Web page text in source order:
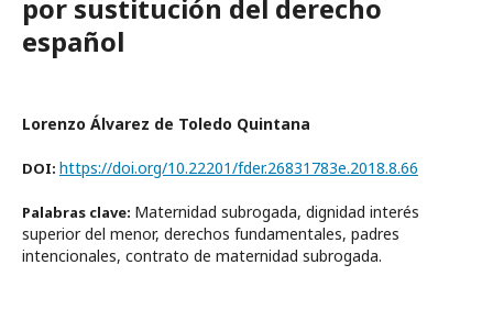
por sustitución del derecho
español
Lorenzo Álvarez de Toledo Quintana
DOI: https://doi.org/10.22201/fder.26831783e.2018.8.66
Palabras clave: Maternidad subrogada, dignidad interés
superior del menor, derechos fundamentales, padres
intencionales, contrato de maternidad subrogada.